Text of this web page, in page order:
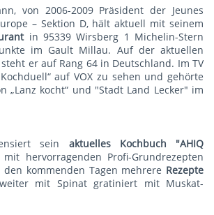
von 2006-2009 Präsident der Jeunes
– Sektion D, hält aktuell mit seinem
t in 95339 Wirsberg 1 Michelin-Stern
im Gault Millau. Auf der aktuellen
steht er auf Rang 64 in Deutschland. Im TV
auf VOX zu sehen und gehörte
„Lanz kocht“ und "Stadt Land Lecker" im
sein aktuelles Kochbuch "AHIQ
mit hervorragenden Profi-Grundrezepten
kommenden Tagen mehrere Rezepte
mit Spinat gratiniert mit Muskat-